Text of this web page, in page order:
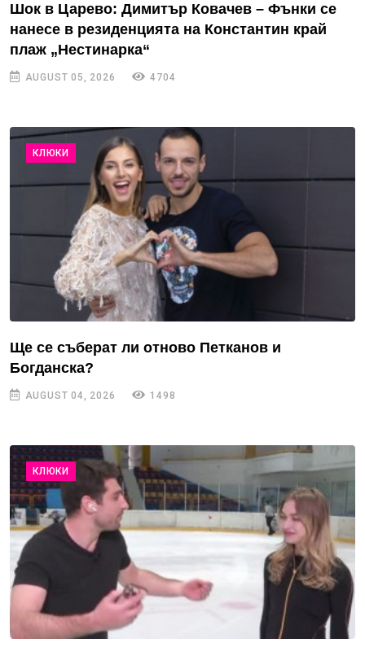
Шок в Царево: Димитър Ковачев – Фънки се
нанесе в резиденцията на Константин край
плаж „Нестинарка“
AUGUST 05, 2026 4704
КЛЮКИ
Ще се съберат ли отново Петканов и
Богданска?
AUGUST 04, 2026 1498
КЛЮКИ